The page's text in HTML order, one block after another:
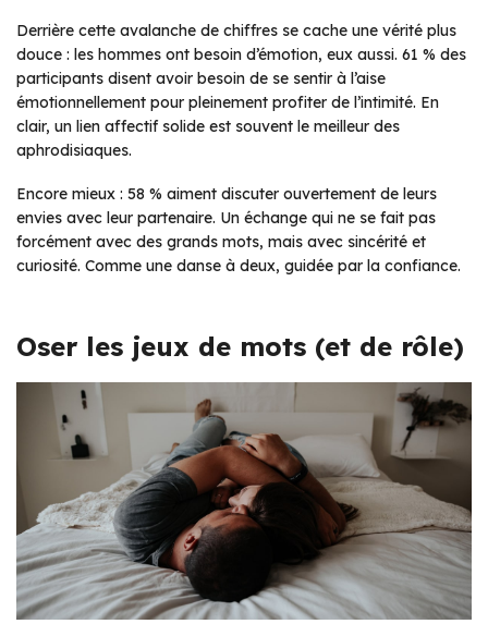
Derrière cette avalanche de chiffres se cache une vérité plus
douce : les hommes ont besoin d’émotion, eux aussi. 61 % des
participants disent avoir besoin de se sentir à l’aise
émotionnellement pour pleinement profiter de l’intimité. En
clair, un lien affectif solide est souvent le meilleur des
aphrodisiaques.
Encore mieux : 58 % aiment discuter ouvertement de leurs
envies avec leur partenaire. Un échange qui ne se fait pas
forcément avec des grands mots, mais avec sincérité et
curiosité. Comme une danse à deux, guidée par la confiance.
Oser les jeux de mots (et de rôle)